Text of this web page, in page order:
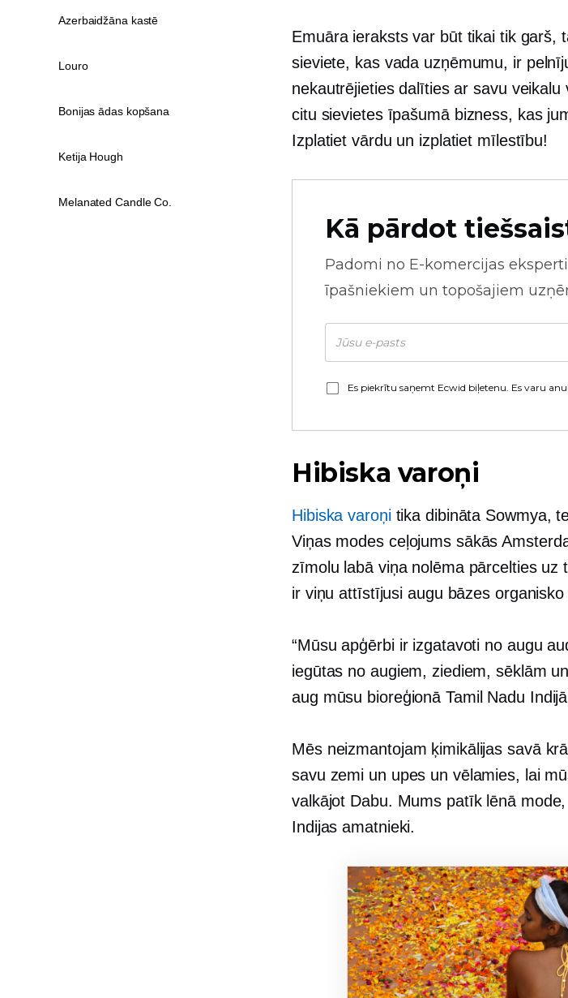
Emuāra ieraksts var būt tikai tik garš,
sieviete, kas vada uzņēmumu, ir
nekautrējieties dalīties ar savu veikalu
citu sievietes īpašumābizness, kas
Izplatiet vārdu un izplatiet mīlestību!
Kā pārdot
Padomi no E-komercijas
īpašniekiem un topošajiem
Es piekrītu saņemt Ecwid biļetenu. Es varu
Hibiska varoņi
Hibiska varoņitika dibināta Sowmya,
Viņas modes ceļojums sākās
zīmolu labā viņa nolēma pārcelties uz
ir viņu attīstījusi augu bāzes
“Mūsu apģērbi ir izgatavoti no augu
iegūtas no augiem, ziediem, sēklām
aug mūsu bioreģionā Tamil Nadu
Mēs neizmantojam ķimikālijas savā
savu zemi un upes un vēlamies, lai
valkājot Dabu. Mums patīk lēnā
Indijas amatnieki.
Azerbaidžāna kastē
Louro
Bonijas ādas kopšana
Ketija Hough
Melanated Candle Co.